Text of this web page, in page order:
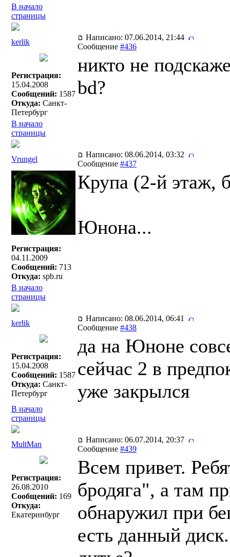
В начало
страницы
kerlik
Написано: 07.06.2014, 21:44
Сообщение #436
Регистрация:
15.04.2008
Сообщений: 1587
Откуда: Санкт-
Петербург
никто не
bd?
В начало
страницы
Vrungel
Написано: 08.06.2014, 03:32
Сообщение #437
Регистрация:
04.11.2009
Сообщений: 713
Откуда: spb.ru
Крупа (2-й этаж,
Юнона...
В начало
страницы
kerlik
Написано: 08.06.2014, 06:41
Сообщение #438
Регистрация:
15.04.2008
Сообщений: 1587
Откуда: Санкт-
Петербург
да на Юноне
сейчас 2 в
уже закрылся
В начало
страницы
MultMan
Написано: 06.07.2014, 20:37
Сообщение #439
Регистрация:
26.08.2010
Сообщений: 169
Откуда:
Екатеринбург
Всем привет.
бродяга", а там
обнаружил при
есть данный